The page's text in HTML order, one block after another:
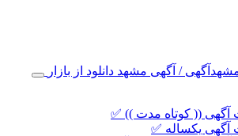
آگهی (( کوتاه مدت )) ✅
آگهی یکساله ✅